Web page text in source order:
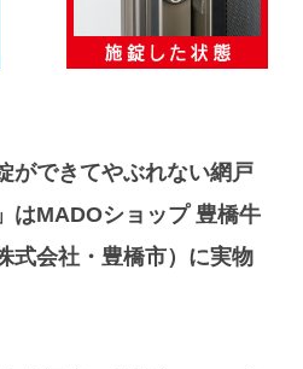
ができてやぶれない網戸
はMADOショップ 豊橋牛
式会社・豊橋市）に実物